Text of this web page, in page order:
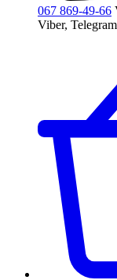
067 869-49-66
Viber, Telegram